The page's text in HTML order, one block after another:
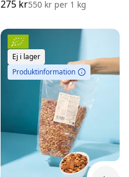
275 kr550 kr per 1 kg
Ej i lager
Produktinformation